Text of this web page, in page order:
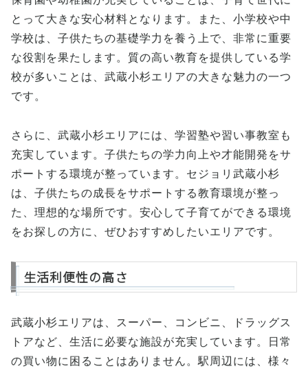
とって大きな安心材料となります。また、小学校や中
学校は、子供たちの基礎学力を養う上で、非常に重要
な役割を果たします。質の高い教育を提供している学
校が多いことは、武蔵小杉エリアの大きな魅力の一つ
です。
さらに、武蔵小杉エリアには、学習塾や習い事教室も
充実しています。子供たちの学力向上や才能開発をサ
ポートする環境が整っています。セジョリ武蔵小杉
は、子供たちの成長をサポートする教育環境が整っ
た、理想的な場所です。安心して子育てができる環境
をお探しの方に、ぜひおすすめしたいエリアです。
生活利便性の高さ
武蔵小杉エリアは、スーパー、コンビニ、ドラッグス
トアなど、生活に必要な施設が充実しています。日常
の買い物に困ることはありません。駅周辺には、様々